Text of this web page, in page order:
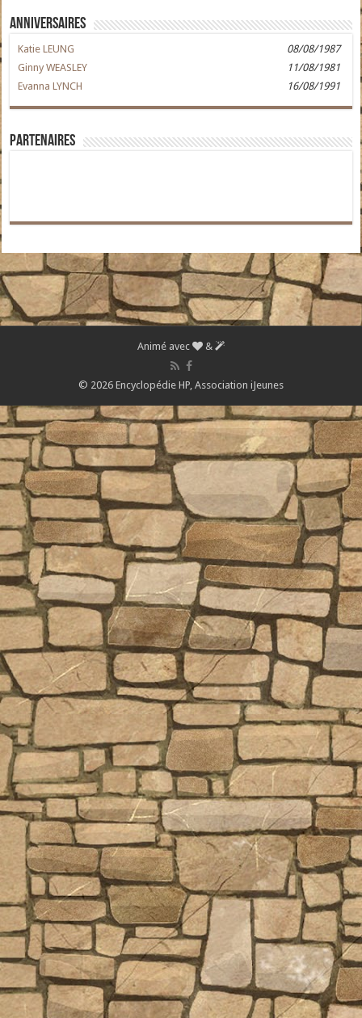
Anniversaires
Katie LEUNG
08/08/1987
Ginny WEASLEY
11/08/1981
Evanna LYNCH
16/08/1991
Partenaires
Animé avec &
© 2026 Encyclopédie HP, Association iJeunes